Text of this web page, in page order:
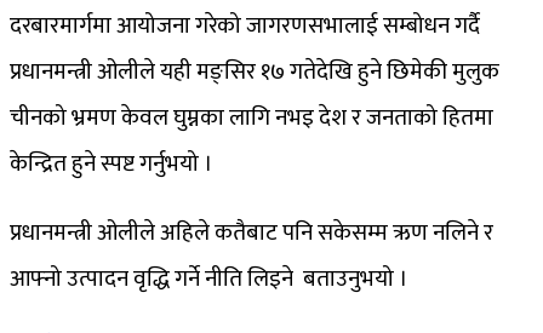
दरबारमार्गमा आयोजना गरेको जागरणसभालाई सम्बोधन गर्दै
प्रधानमन्त्री ओलीले यही मङ्सिर १७ गतेदेखि हुने छिमेकी मुलुक
चीनको भ्रमण केवल घुम्नका लागि नभइ देश र जनताको हितमा
केन्द्रित हुने स्पष्ट गर्नुभयो ।
प्रधानमन्त्री ओलीले अहिले कतैबाट पनि सकेसम्म ऋण नलिने र
आफ्नो उत्पादन वृद्धि गर्ने नीति लिइने बताउनुभयो ।